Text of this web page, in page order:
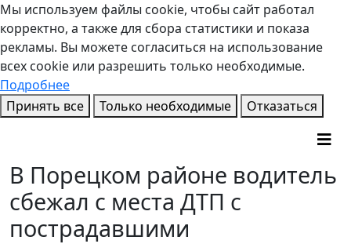
Мы используем файлы cookie, чтобы сайт работал
корректно, а также для сбора статистики и показа
рекламы. Вы можете согласиться на использование
всех cookie или разрешить только необходимые.
Подробнее
Принять все
Только необходимые Отказаться
В Порецком районе водитель
сбежал с места ДТП с
пострадавшими